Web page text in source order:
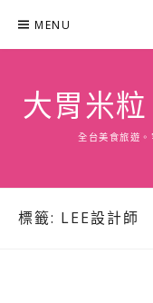
content
MENU
大胃米
全台美食旅遊。
標籤: LEE設計師